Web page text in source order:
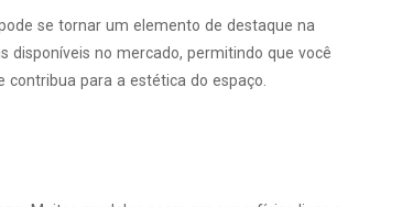
se tornar um elemento de destaque na
disponíveis no mercado, permitindo que você
para a estética do espaço.